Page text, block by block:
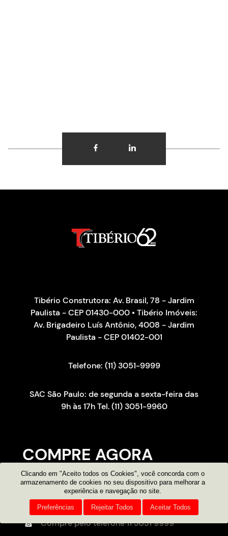
COMPRE AGORA
Consultor on-line
Atendimento por e-mail
Compre pelo telefone11 3051 9999
Tibério Construtora: Av. Brasil, 78 - Jardim
Paulista - CEP 01430-000 • Tibério Imóveis:
Av. Brigadeiro Luís Antônio, 4008 - Jardim
Paulista - CEP 01402-001
Telefone: (11) 3051-9999
SAC São Paulo: de segunda a sexta-feira das
9h às 17h Tel. (11) 3051-9960
Clicando em "Aceito todos os Cookies", você concorda com o
armazenamento de cookies no seu dispositivo para melhorar a
experiência e navegação no site.
Preferências Rejeitar Todos Aceitar Todos